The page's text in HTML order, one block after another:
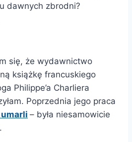
dawnych zbrodni?
się, że wydawnictwo
książkę francuskiego
Philippe’a Charliera
Poprzednia jego praca
– była niesamowicie